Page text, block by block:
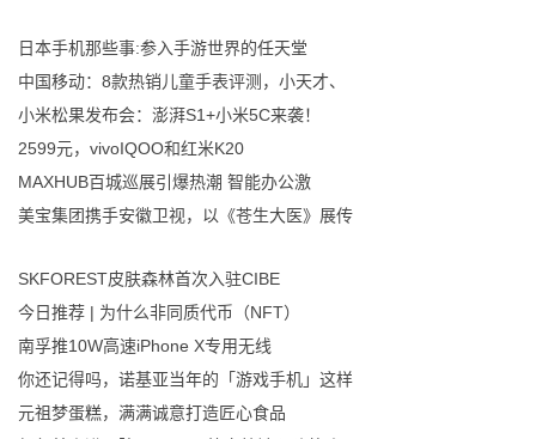
日本手机那些事:参入手游世界的任天堂
中国移动：8款热销儿童手表评测，小天才、
小米松果发布会：澎湃S1+小米5C来袭！
2599元，vivoIQOO和红米K20
MAXHUB百城巡展引爆热潮 智能办公激
美宝集团携手安徽卫视，以《苍生大医》展传
SKFOREST皮肤森林首次入驻CIBE
今日推荐 | 为什么非同质代币（NFT）
南孚推10W高速iPhone X专用无线
你还记得吗，诺基亚当年的「游戏手机」这样
元祖梦蛋糕，满满诚意打造匠心食品